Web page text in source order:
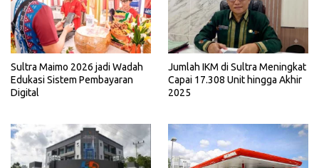
Sultra Maimo 2026 jadi Wadah
Edukasi Sistem Pembayaran
Digital
Jumlah IKM di Sultra Meningkat
Capai 17.308 Unit hingga Akhir
2025